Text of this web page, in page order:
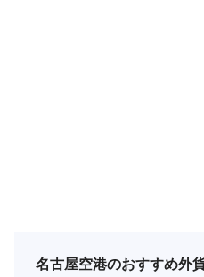
名古屋空港のおすすめ外